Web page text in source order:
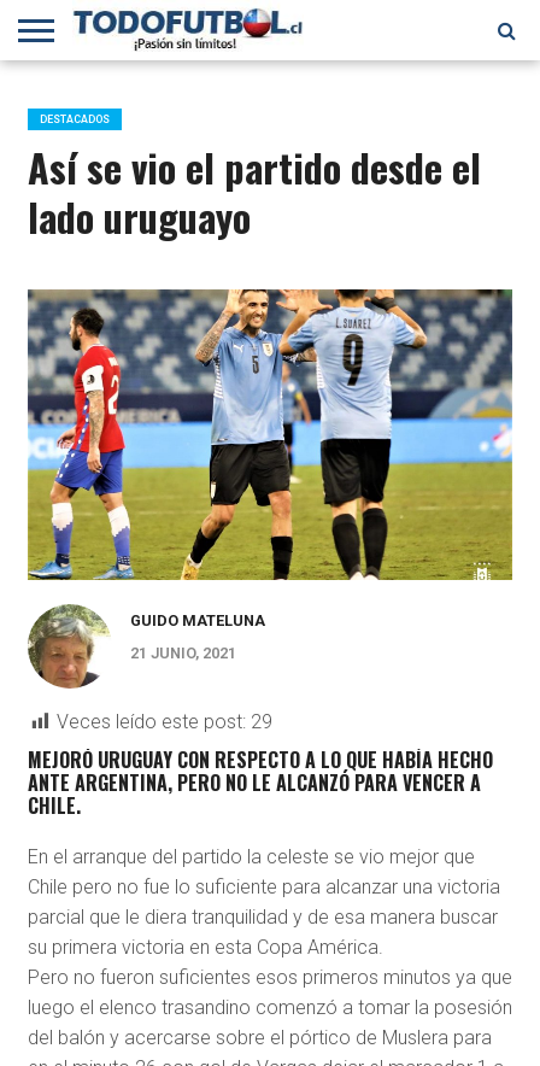
PRIMERA
B
SELECCIÓN
CHILENA
CHILENOS
EN EL
MUNDO
FÚTBOL
INTERNACIONAL
DESTACADOS
Así se vio el partido desde el
lado uruguayo
GUIDO MATELUNA
21 JUNIO, 2021
Veces leído este post: 29
MEJORÓ URUGUAY CON RESPECTO A LO QUE HABÍA HECHO
ANTE ARGENTINA, PERO NO LE ALCANZÓ PARA VENCER A
CHILE.
En el arranque del partido la celeste se vio mejor que
Chile pero no fue lo suficiente para alcanzar una victoria
parcial que le diera tranquilidad y de esa manera buscar
su primera victoria en esta Copa América.
Pero no fueron suficientes esos primeros minutos ya que
luego el elenco trasandino comenzó a tomar la posesión
del balón y acercarse sobre el pórtico de Muslera para